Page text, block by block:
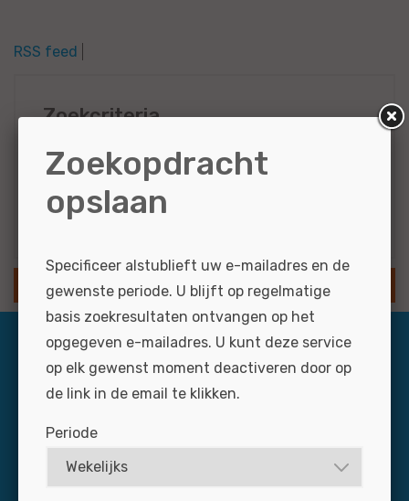
RSS feed
Zoekcriteria
Marketing...
Resultaten via e-mail
SLA ZOEKOPDRACHT OP
Dagelijks zijn zo’n 3.000 professionals via Jobmotive
Zoekopdracht
opslaan
Specificeer alstublieft uw e-mailadres en de
gewenste periode. U blijft op regelmatige
basis zoekresultaten ontvangen op het
opgegeven e-mailadres. U kunt deze service
op elk gewenst moment deactiveren door op
de link in de email te klikken.
Periode